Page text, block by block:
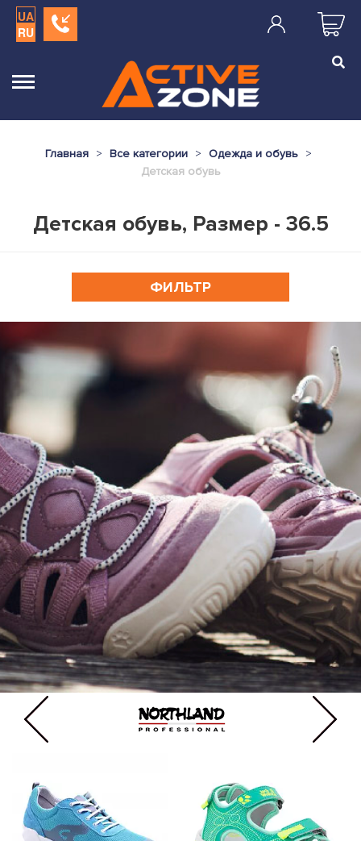
UA
RU
Главная Все категории
Одежда и обувь
Детская обувь
Детская обувь, Размер - 36.5
ФИЛЬТР